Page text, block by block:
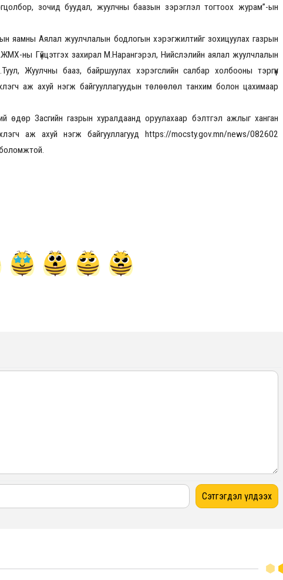
зочид буудал, жуулчны баазын зэрэглэл тогтоох журам”-ын
яамны Аялал жуулчлалын бодлогын хэрэгжилтийг зохицуулах газрын
АЖМХ-ны Гүйцэтгэх захирал М.Нарангэрэл, Нийслэлийн аялал жуулчлалын
Жуулчны бааз, байршуулах хэрэгслийн салбар холбооны тэргүүн
аж ахуй нэгж байгууллагуудын төлөөлөл танхим болон цахимаар
Засгийн газрын хуралдаанд оруулахаар бэлтгэл ажлыг ханган
аж ахуй нэгж байгууллагууд https://mocsty.gov.mn/news/082602
2026.09.19